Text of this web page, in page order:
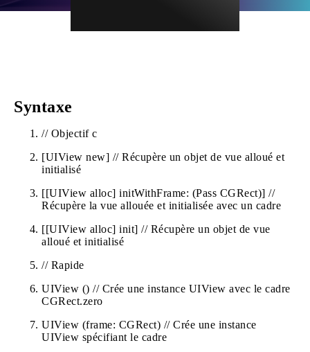
Syntaxe
// Objectif c
[UIView new] // Récupère un objet de vue alloué et
initialisé
[[UIView alloc] initWithFrame: (Pass CGRect)] //
Récupère la vue allouée et initialisée avec un cadre
[[UIView alloc] init] // Récupère un objet de vue
alloué et initialisé
// Rapide
UIView () // Crée une instance UIView avec le cadre
CGRect.zero
UIView (frame: CGRect) // Crée une instance
UIView spécifiant le cadre